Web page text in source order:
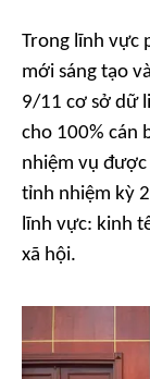
Trong lĩnh vực
mới sáng tạo
9/11 cơ sở dữ
cho 100% cán
nhiệm vụ
tỉnh nhiệm kỳ
lĩnh vực: kinh
xã hội.